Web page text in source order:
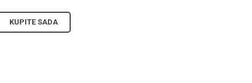
KUPITE SADA